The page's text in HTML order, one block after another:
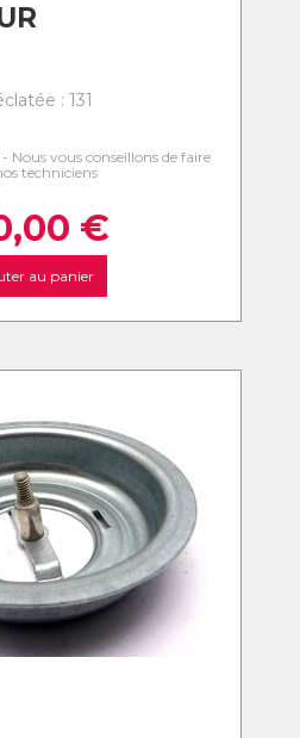
: 131
Nous vous conseillons de faire
techniciens
€
au panier